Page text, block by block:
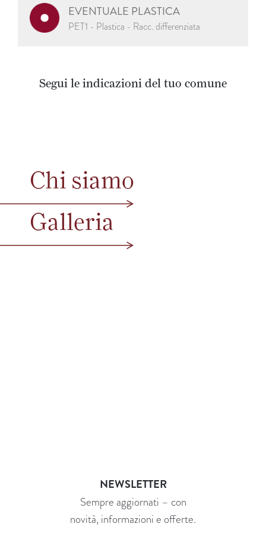
EVENTUALE PLASTICA
PET1 - Plastica - Racc. differenziata
Segui le indicazioni del tuo comune
Chi siamo
Galleria
NEWSLETTER
Sempre aggiornati – con
novità, informazioni e offerte.